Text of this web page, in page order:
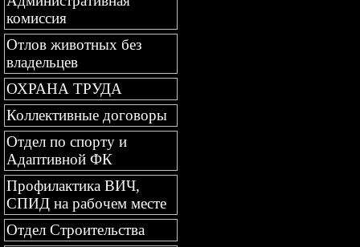
комиссия
Отлов животных без
владельцев
ОХРАНА ТРУДА
Коллективные договоры
Отдел по спорту и
Адаптивной ФК
Профилактика ВИЧ,
СПИД на рабочем месте
Отдел Строительства